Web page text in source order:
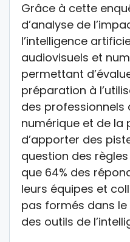
Grâce à cette
d’analyse de
l’intelligence
audiovisuels et
permettant
préparation à
des professionnels
numérique et de la
d’apporter des
question des
que 64% des
leurs équipes et
pas formés dans le
des outils de